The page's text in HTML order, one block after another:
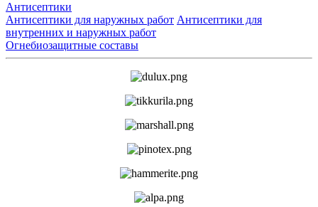
Антисептики
Антисептики для наружных работ Антисептики для
внутренних и наружных работ
Огнебиозащитные составы